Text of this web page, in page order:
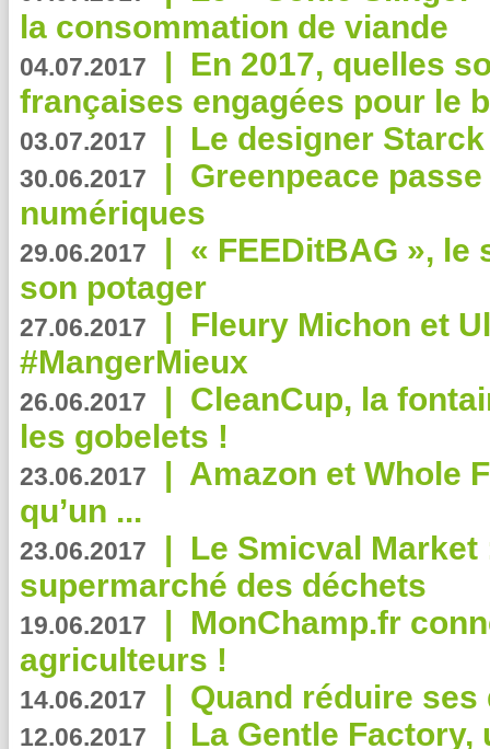
la consommation de viande
04.07.2017 | En 2017, quelles
françaises engagées pour le
03.07.2017 | Le designer
30.06.2017 | Greenpeace
numériques
29.06.2017 | « FEEDitBAG », le
son potager
27.06.2017 | Fleury Michon et
#MangerMieux
26.06.2017 | CleanCup, la
les gobelets !
23.06.2017 | Amazon et Whole
qu’un ...
23.06.2017 | Le Smicval
supermarché des déchets
19.06.2017 | MonChamp.fr
agriculteurs !
14.06.2017 | Quand réduire
12.06.2017 | La Gentle